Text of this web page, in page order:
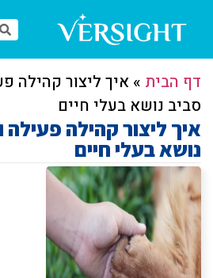
דף הבית » איך ליצור קהילה
סביב נושא בעלי חיים
איך ליצור קהילה
נושא בעלי חיים